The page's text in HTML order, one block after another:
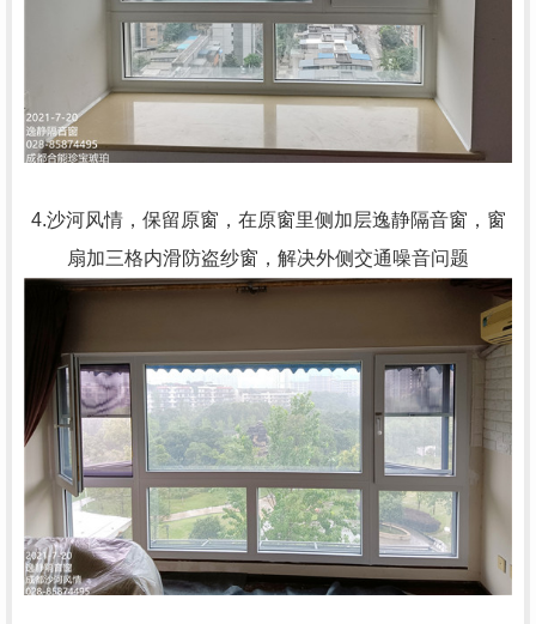
4.沙河风情，保留原窗，在原窗里侧加层逸静隔音窗，窗
扇加三格内滑防盗纱窗，解决外侧交通噪音问题